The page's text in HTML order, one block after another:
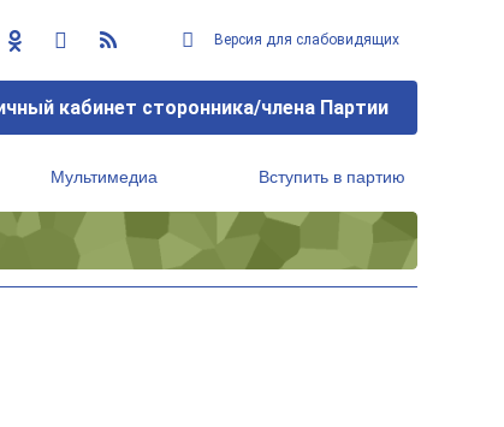
Версия для слабовидящих
кабинет сторонника/члена Партии
Мультимедиа Вступить в партию